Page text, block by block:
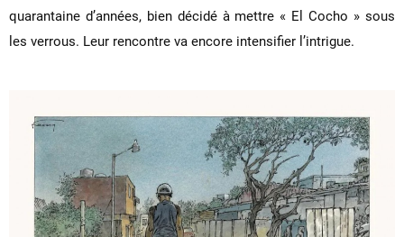
quarantaine d’années, bien décidé à mettre « El Cocho » sous
les verrous. Leur rencontre va encore intensifier l’intrigue.